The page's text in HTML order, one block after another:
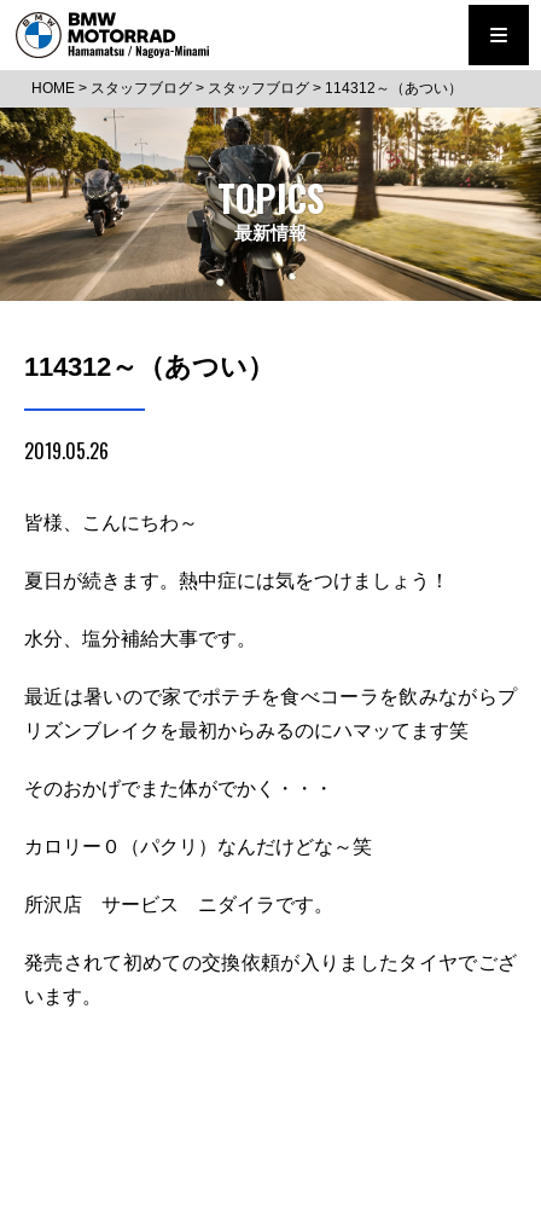
HOME > スタッフブログ > スタッフブログ > 114312～（あつい）
TOPICS
最新情報
114312～（あつい）
2019.05.26
皆様、こんにちわ～
夏日が続きます。熱中症には気をつけましょう！
水分、塩分補給大事です。
最近は暑いので家でポテチを食べコーラを飲みながらプ
リズンブレイクを最初からみるのにハマッてます笑
そのおかげでまた体がでかく・・・
カロリー０（パクリ）なんだけどな～笑
所沢店 サービス ニダイラです。
発売されて初めての交換依頼が入りましたタイヤでござ
います。